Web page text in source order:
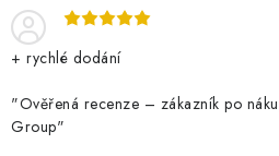
p
r
k
y
+ rychlé dodání
"Ověřená recenze – zákazník po
Group"